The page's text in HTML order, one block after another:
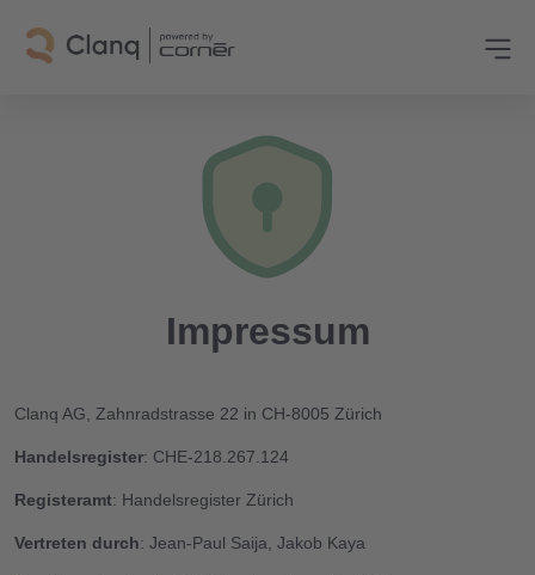
About
Impressum
Clanq AG, Zahnradstrasse 22 in CH-8005 Zürich
Handelsregister: CHE-218.267.124
Registeramt: Handelsregister Zürich
Vertreten durch: Jean-Paul Saija, Jakob Kaya